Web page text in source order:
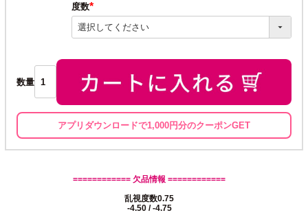
度数
(必
須)
数量
アプリダウンロードで1,000円分のクーポンGET
============ 欠品情報 ============
乱視度数0.75
-4.50 / -4.75